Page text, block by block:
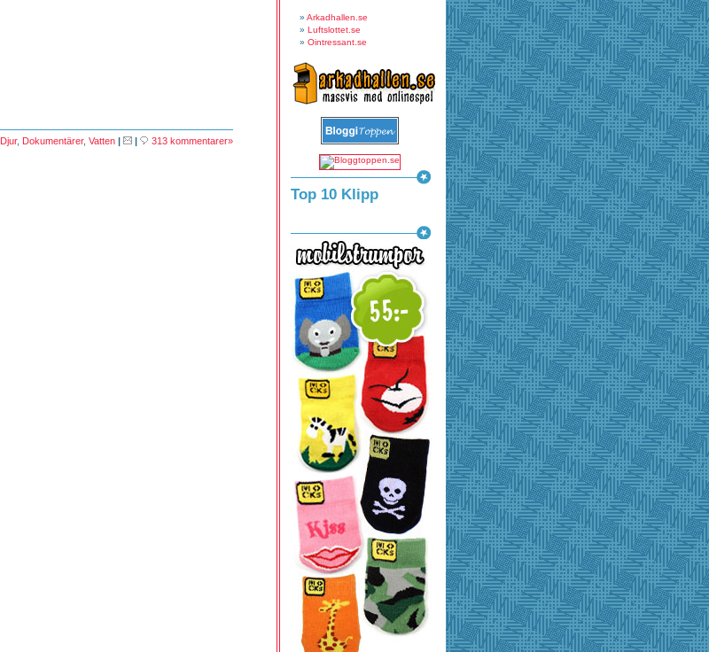
Djur, Dokumentärer, Vatten | | 313 kommentarer»
Arkadhallen.se
Luftslottet.se
Ointressant.se
Top 10 Klipp